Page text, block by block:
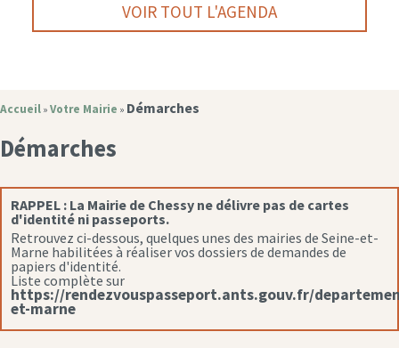
VOIR TOUT L'AGENDA
Accueil » Votre Mairie » Démarches
Démarches
RAPPEL : La Mairie de Chessy ne délivre pas de cartes
d'identité ni passeports.
Retrouvez ci-dessous, quelques unes des mairies de Seine-et-
Marne habilitées à réaliser vos dossiers de demandes de
papiers d'identité.
Liste complète sur
https://rendezvouspasseport.ants.gouv.fr/
et-marne